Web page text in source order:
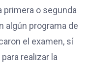
primera o segunda
algún programa de
el examen, sí
realizar la